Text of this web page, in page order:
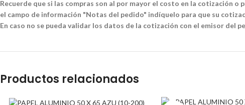
Recuerde que si las compras son al por mayor el costo en la cotización
el campo de información "Notas del pedido" indíquelo para que su
En caso no se pueda validar los datos de la cotización con el emisor del
Productos relacionados